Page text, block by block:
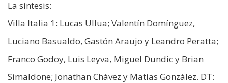
La síntesis:
Villa Italia 1: Lucas Ullua; Valentín Domínguez,
Luciano Basualdo, Gastón Araujo y Leandro Peratta;
Franco Godoy, Luis Leyva, Miguel Dundic y Brian
Simaldone; Jonathan Chávez y Matías González. DT: